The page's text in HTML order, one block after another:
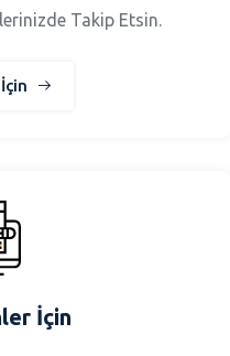
Takip Etsin.
İçin